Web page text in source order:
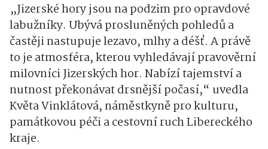
„Jizerské hory jsou na podzim pro opravdové
labužníky. Ubývá prosluněných pohledů a
častěji nastupuje lezavo, mlhy a déšť. A právě
to je atmosféra, kterou vyhledávají pravověrní
milovníci Jizerských hor. Nabízí tajemství a
nutnost překonávat drsnější počasí,“ uvedla
Květa Vinklátová, náměstkyně pro kulturu,
památkovou péči a cestovní ruch Libereckého
kraje.